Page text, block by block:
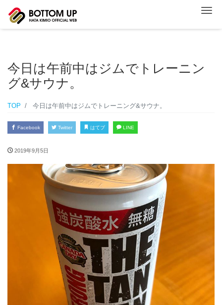
ナ
今日は午前中はジムでトレーニン
グ&サウナ。
TOP 今日は午前中はジムでトレーニング&サウナ。
Facebook Twitter はてブ LINE
2019年9月5日